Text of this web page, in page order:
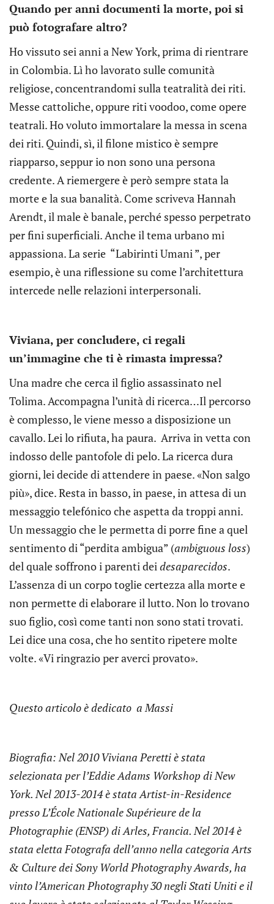
Quando per anni documenti la morte, poi si
può fotografare altro?
Ho vissuto sei anni a New York, prima di rientrare
in Colombia. Lì ho lavorato sulle comunità
religiose, concentrandomi sulla teatralità dei riti.
Messe cattoliche, oppure riti voodoo, come opere
teatrali. Ho voluto immortalare la messa in scena
dei riti. Quindi, sì, il filone mistico è sempre
riapparso, seppur io non sono una persona
credente. A riemergere è però sempre stata la
morte e la sua banalità. Come scriveva Hannah
Arendt, il male è banale, perché spesso perpetrato
per fini superficiali. Anche il tema urbano mi
appassiona. La serie “Labirinti Umani ”, per
esempio, è una riflessione su come l’architettura
intercede nelle relazioni interpersonali.
Viviana, per concludere, ci regali
un’immagine che ti è rimasta impressa?
Una madre che cerca il figlio assassinato nel
Tolima. Accompagna l’unità di ricerca…Il percorso
è complesso, le viene messo a disposizione un
cavallo. Lei lo rifiuta, ha paura. Arriva in vetta con
indosso delle pantofole di pelo. La ricerca dura
giorni, lei decide di attendere in paese. «Non salgo
più», dice. Resta in basso, in paese, in attesa di un
messaggio telefónico che aspetta da troppi anni.
Un messaggio che le permetta di porre fine a quel
sentimento di “perdita ambigua” (ambiguous loss)
del quale soffrono i parenti dei desaparecidos.
L’assenza di un corpo toglie certezza alla morte e
non permette di elaborare il lutto. Non lo trovano
suo figlio, così come tanti non sono stati trovati.
Lei dice una cosa, che ho sentito ripetere molte
volte. «Vi ringrazio per averci provato».
Questo articolo è dedicato a Massi
Biografia: Nel 2010 Viviana Peretti è stata
selezionata per l’Eddie Adams Workshop di New
York. Nel 2013-2014 è stata Artist-in-Residence
presso L’École Nationale Supérieure de la
Photographie (ENSP) di Arles, Francia. Nel 2014 è
stata eletta Fotografa dell’anno nella categoria Arts
& Culture dei Sony World Photography Awards, ha
vinto l’American Photography 30 negli Stati Uniti e il